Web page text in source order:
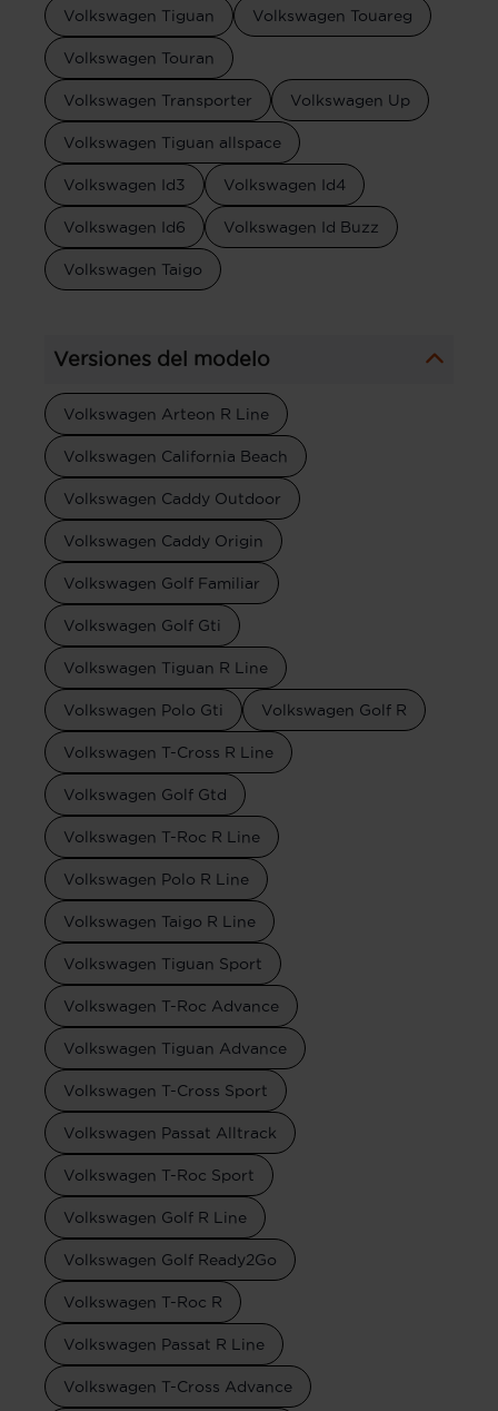
Volkswagen Tiguan Volkswagen Touareg
Volkswagen Touran
Volkswagen Transporter Volkswagen Up
Volkswagen Tiguan allspace
Volkswagen Id3 Volkswagen Id4
Volkswagen Id6 Volkswagen Id Buzz
Volkswagen Taigo
Versiones del modelo
Volkswagen Arteon R Line
Volkswagen California Beach
Volkswagen Caddy Outdoor
Volkswagen Caddy Origin
Volkswagen Golf Familiar
Volkswagen Golf Gti
Volkswagen Tiguan R Line
Volkswagen Polo Gti Volkswagen Golf R
Volkswagen T-Cross R Line
Volkswagen Golf Gtd
Volkswagen T-Roc R Line
Volkswagen Polo R Line
Volkswagen Taigo R Line
Volkswagen Tiguan Sport
Volkswagen T-Roc Advance
Volkswagen Tiguan Advance
Volkswagen T-Cross Sport
Volkswagen Passat Alltrack
Volkswagen T-Roc Sport
Volkswagen Golf R Line
Volkswagen Golf Ready2Go
Volkswagen T-Roc R
Volkswagen Passat R Line
Volkswagen T-Cross Advance